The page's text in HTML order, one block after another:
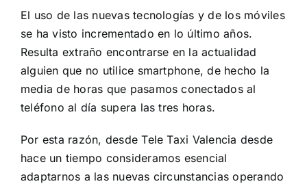
El uso de las nuevas tecnologías y de los móviles
se ha visto incrementado en lo último años.
Resulta extraño encontrarse en la actualidad
alguien que no utilice smartphone, de hecho la
media de horas que pasamos conectados al
teléfono al día supera las tres horas.
Por esta razón, desdeTele Taxi Valencia desde
hace un tiempo consideramos esencial
adaptarnos a las nuevas circunstancias operando